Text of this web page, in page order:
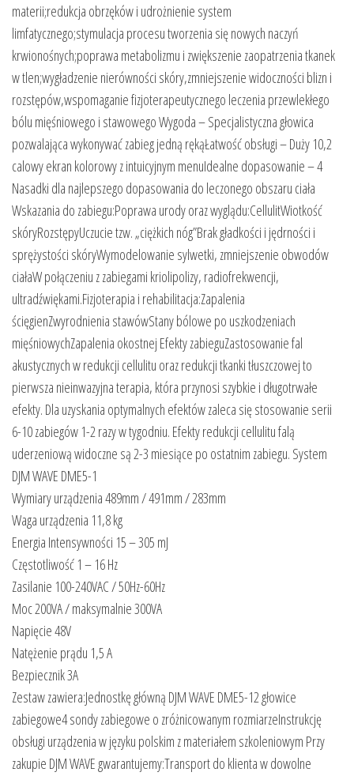
materii;redukcja obrzęków i udrożnienie system
limfatycznego;stymulacja procesu tworzenia się nowych naczyń
krwionośnych;poprawa metabolizmu i zwiększenie zaopatrzenia tkanek
w tlen;wygładzenie nierówności skóry,zmniejszenie widoczności blizn i
rozstępów,wspomaganie fizjoterapeutycznego leczenia przewlekłego
bólu mięśniowego i stawowego Wygoda – Specjalistyczna głowica
pozwalająca wykonywać zabieg jedną rękąŁatwość obsługi – Duży 10,2
calowy ekran kolorowy z intuicyjnym menuIdealne dopasowanie – 4
Nasadki dla najlepszego dopasowania do leczonego obszaru ciała
Wskazania do zabiegu:Poprawa urody oraz wyglądu:CellulitWiotkość
skóryRozstępyUczucie tzw. „ciężkich nóg”Brak gładkości i jędrności i
sprężystości skóryWymodelowanie sylwetki, zmniejszenie obwodów
ciałaW połączeniu z zabiegami kriolipolizy, radiofrekwencji,
ultradźwiękami.Fizjoterapia i rehabilitacja:Zapalenia
ścięgienZwyrodnienia stawówStany bólowe po uszkodzeniach
mięśniowychZapalenia okostnej Efekty zabieguZastosowanie fal
akustycznych w redukcji cellulitu oraz redukcji tkanki tłuszczowej to
pierwsza nieinwazyjna terapia, która przynosi szybkie i długotrwałe
efekty. Dla uzyskania optymalnych efektów zaleca się stosowanie serii
6-10 zabiegów 1-2 razy w tygodniu. Efekty redukcji cellulitu falą
uderzeniową widoczne są 2-3 miesiące po ostatnim zabiegu. System
DJM WAVE DME5-1
Wymiary urządzenia 489mm / 491mm / 283mm
Waga urządzenia 11,8 kg
Energia Intensywności 15 – 305 mJ
Częstotliwość 1 – 16 Hz
Zasilanie 100-240VAC / 50Hz-60Hz
Moc 200VA / maksymalnie 300VA
Napięcie 48V
Natężenie prądu 1,5 A
Bezpiecznik 3A
Zestaw zawiera:Jednostkę główną DJM WAVE DME5-12 głowice
zabiegowe4 sondy zabiegowe o zróżnicowanym rozmiarzeInstrukcję
obsługi urządzenia w języku polskim z materiałem szkoleniowym Przy
zakupie DJM WAVE gwarantujemy:Transport do klienta w dowolne